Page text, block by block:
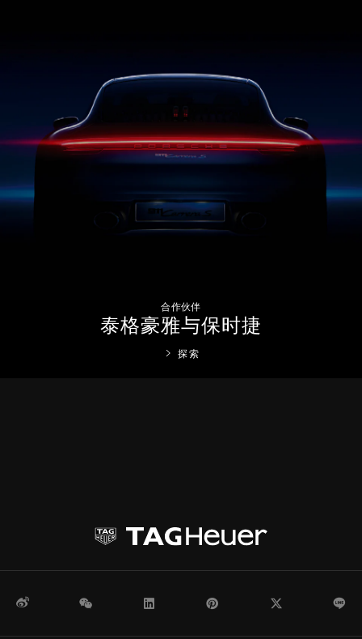
合作伙伴
泰格豪雅与保时捷
探索
微博 WeChat Pinterest